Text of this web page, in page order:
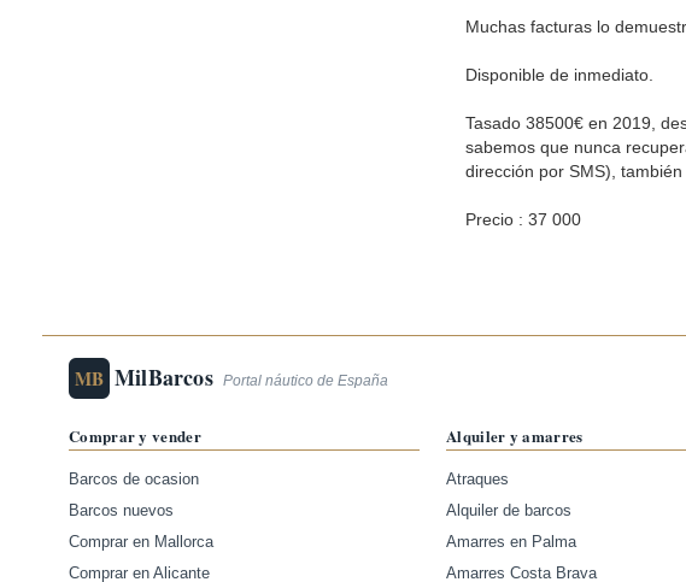
Muchas facturas lo
Disponible de inmediato.
Tasado 38500€ en 2019,
sabemos que nunca
dirección por SMS),
Precio : 37 000
MB MilBarcos Portal náutico de España
Comprar y vender
Barcos de ocasion
Barcos nuevos
Comprar en Mallorca
Comprar en Alicante
Alquiler y amarres
Atraques
Alquiler de barcos
Amarres en Palma
Amarres Costa Brava